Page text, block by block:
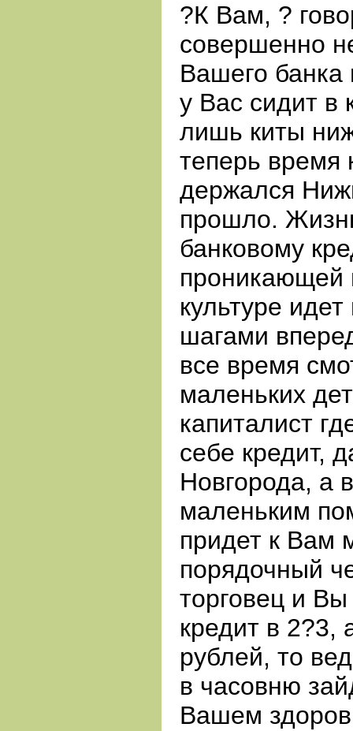
?К Вам, ?
совершенно
Вашего банка
у Вас сидит в
лишь киты
теперь время
держался
прошло.
банковому
проникающей
культуре идет
шагами
все время
маленьких
капиталист
себе кредит,
Новгорода, а
маленьким
придет к Вам
порядочный
торговец и
кредит в 2?3,
рублей, то
в часовню
Вашем